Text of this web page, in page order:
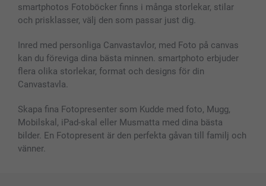
smartphotos Fotoböcker finns i många storlekar, stilar
och prisklasser, välj den som passar just dig.
Inred med personliga Canvastavlor, med Foto på canvas
kan du föreviga dina bästa minnen. smartphoto erbjuder
flera olika storlekar, format och designs för din
Canvastavla.
Skapa fina Fotopresenter som Kudde med foto, Mugg,
Mobilskal, iPad-skal eller Musmatta med dina bästa
bilder. En Fotopresent är den perfekta gåvan till familj och
vänner.